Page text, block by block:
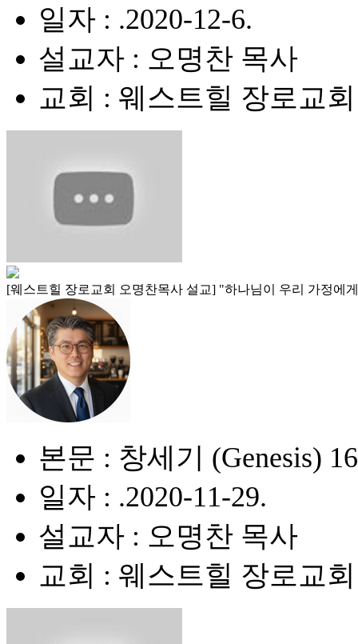
일자 : .2020-12-6.
설교자 : 오명찬 목사
교회 : 웨스트힐 장로교회
[웨스트힐 장로교회 오명찬목사 설교] "하나님이 우리 가정에
본문 : 창세기 (Genesis)
일자 : .2020-11-29.
설교자 : 오명찬 목사
교회 : 웨스트힐 장로교회